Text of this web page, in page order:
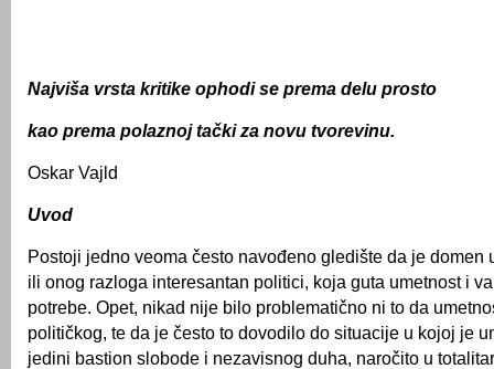
Najviša vrsta kritike ophodi se prema delu prosto
kao prema polaznoj tački za novu tvorevinu.
Oskar Vajld
Uvod
Postoji jedno veoma često navođeno gledište da je domen
ili onog razloga interesantan politici, koja guta umetnost i
potrebe. Opet, nikad nije bilo problematično ni to da
političkog, te da je često to dovodilo do situacije u kojoj je
jedini bastion slobode i nezavisnog duha, naročito u